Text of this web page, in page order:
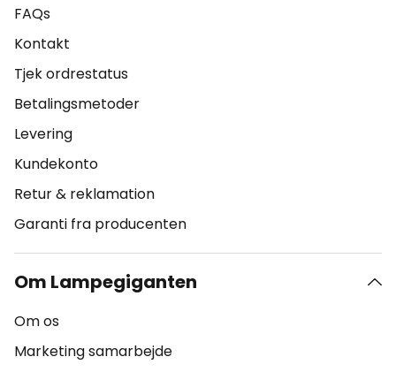
FAQs
Kontakt
Tjek ordrestatus
Betalingsmetoder
Levering
Kundekonto
Retur & reklamation
Garanti fra producenten
Om Lampegiganten
Om os
Marketing samarbejde